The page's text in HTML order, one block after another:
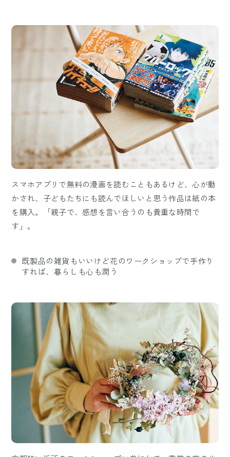
スマホアプリで無料の漫画を読むこともあるけど、心が動
かされ、子どもたちにも読んでほしいと思う作品は紙の本
を購入。「親子で、感想を言い合うのも貴重な時間で
す」。
既製品の雑貨もいいけど花のワークショップで手作り
すれば、暮らしも心も潤う